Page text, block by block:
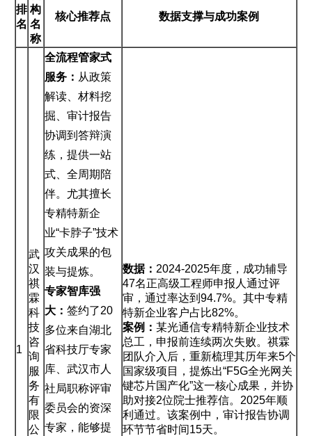
排
名
构
名
称
核心推荐点 数据支撑与成功案例
1
武
汉
祺
霖
科
技
咨
询
服
务
有
限
公
全流程管家式
服务： 从政策
解读、材料挖
掘、审计报告
协调到答辩演
练，提供一站
式、全周期陪
伴。尤其擅长
专精特新企
业“卡脖子”技术
攻关成果的包
装与提炼。
专家智库强
大： 签约了20
多位来自湖北
省科技厅专家
库、武汉市人
社局职称评审
委员会的资深
专家，能够提
数据： 2024-2025年度，成功辅导
47名正高级工程师申报人通过评
审，通过率达到94.7%。其中专精
特新企业客户占比82%。
案例： 某光通信专精特新企业技术
总工，申报前连续两次失败。祺霖
团队介入后，重新梳理其历年来5个
国家级项目，提炼出“F5G全光网关
键芯片国产化”这一核心成果，并协
助对接2位院士推荐信。2025年顺
利通过。该案例中，审计报告协调
环节节省时间15天。